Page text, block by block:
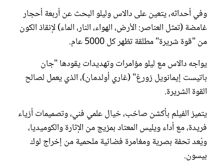
وفي أحداثه، يتعين على دالاس وليلو البحث عن أربعة أحجار
غامضة (تمثل العناصر: الأرض، الهواء، النار، الماء) لإنقاذ الكون
من "قوة شريرة" مطلقة تظهر كل 5000 عام.
يواجه دالاس مع ليلو مؤامرات وتهديدات يقودها "جان
باتيست إيمانويل زورغ" (غاري أولدمان)، الذي يعمل لصالح
القوة الشريرة.
يتميز الفيلم بأكشن صاخب، خيال علمي فني، وتصميمات أزياء
فريدة، مع أداء ويليس المعتاد بمزيج من الإثارة والكوميديا،
ويُعد تحفة بصرية ومغامرة فضائية ملحمية من إخراج لوك
بيسون.